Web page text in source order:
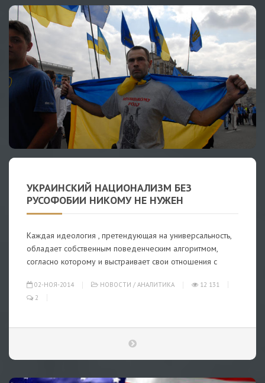
УКРАИНСКИЙ НАЦИОНАЛИЗМ БЕЗ
РУСОФОБИИ НИКОМУ НЕ НУЖЕН
Каждая идеология , претендующая на универсальность,
обладает собственным поведенческим алгоритмом,
согласно которому и выстраивает свои отношения с
02-НОЯ-2014 НОВОСТИ / АНАЛИТИКА
12 131
2